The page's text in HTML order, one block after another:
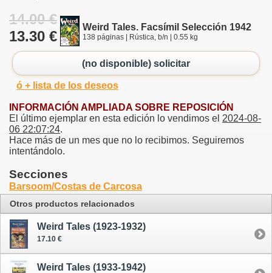
14.00 €
13.30 €
Weird Tales. Facsímil Selección 1942
138 páginas | Rústica, b/n | 0.55 kg
(no disponible) solicitar
ó + lista de los deseos
INFORMACIÓN AMPLIADA SOBRE REPOSICIÓN
El último ejemplar en esta edición lo vendimos el 2024-08-
06 22:07:24.
Hace más de un mes que no lo recibimos. Seguiremos
intentándolo.
Secciones
Barsoom/Costas de Carcosa
Otros productos relacionados
Weird Tales (1923-1932)
17.10 €
Weird Tales (1933-1942)